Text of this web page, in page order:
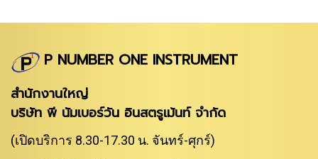
P NUMBER ONE INSTRUMENT
สำนักงานใหญ่
บริษัท พี นัมเบอร์วัน อินสตรูเม้นท์ จำกัด
(เปิดบริการ 8.30-17.30 น. จันทร์-ศุกร์)